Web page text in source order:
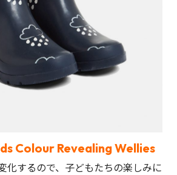
Colour Revealing Wellies
化するので、子どもたちの楽しみに